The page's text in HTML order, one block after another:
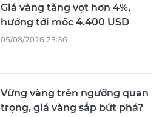
Giá vàng tăng vọt hơn 4%,
hướng tới mốc 4.400 USD
05/08/2026 23:36
Vững vàng trên ngưỡng quan
trọng, giá vàng sắp bứt phá?